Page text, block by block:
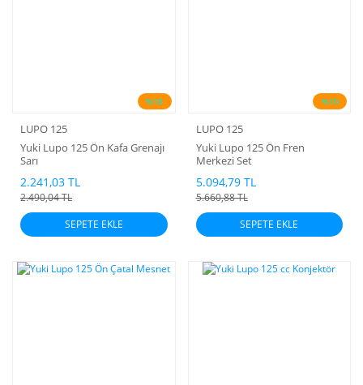
%10
LUPO 125
Yuki Lupo 125 Ön Kafa Grenajı
Sarı
2.241,03 TL
2.490,04 TL
SEPETE EKLE
%10
LUPO 125
Yuki Lupo 125 Ön Fren
Merkezi Set
5.094,79 TL
5.660,88 TL
SEPETE EKLE